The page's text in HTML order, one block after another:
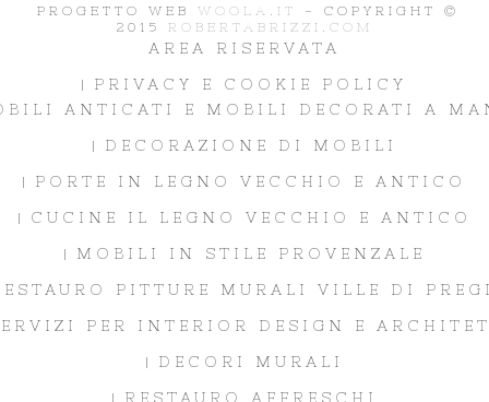
PROGETTO WEB WOOLA.IT
- COPYRIGHT ©
2015 ROBERTABRIZZI.COM
AREA RISERVATA
PRIVACY E COOKIE POLICY
ANTICATI E MOBILI DECORATI A
DECORAZIONE DI MOBILI
PORTE IN LEGNO VECCHIO E ANTICO
CUCINE IL LEGNO VECCHIO E ANTICO
MOBILI IN STILE PROVENZALE
PITTURE MURALI VILLE DI
PER INTERIOR DESIGN E
DECORI MURALI
RESTAURO AFFRESCHI